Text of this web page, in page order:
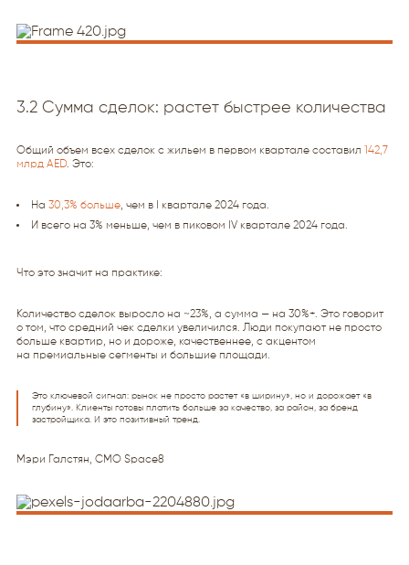
3.2 Сумма сделок: растет быстрее количества
Общий объем всех сделок с жильем в первом квартале составил
142,7
млрд AED. Это:
На 30,3% больше, чем в I квартале 2024 года.
И всего на 3% меньше, чем в пиковом IV квартале 2024 года.
Что это значит на практике:
Количество сделок выросло на ~23%, а сумма — на 30%+. Это говорит
о том, что средний чек сделки увеличился. Люди покупают не просто
больше квартир, но и дороже, качественнее, с акцентом
на премиальные сегменты и большие площади.
Это ключевой сигнал: рынок не просто растет «в ширину», но и дорожает «в
глубину». Клиенты готовы платить больше за качество, за район, за бренд
застройщика. И это позитивный тренд.
Мэри Галстян, CMO Space8